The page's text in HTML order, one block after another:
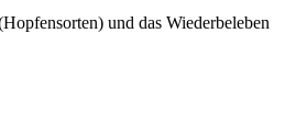
und das Wiederbeleben